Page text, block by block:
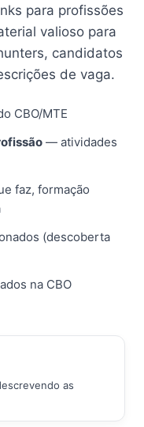
para profissões
valioso para
candidatos
de vaga.
CBO/MTE
— atividades
faz, formação
(descoberta
na CBO
as